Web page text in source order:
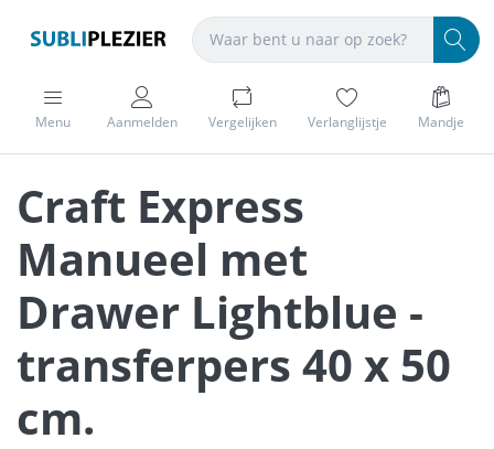
Menu Aanmelden Vergelijken Verlanglijstje Mandje
Craft Express
Manueel met
Drawer Lightblue -
transferpers 40 x 50
cm.